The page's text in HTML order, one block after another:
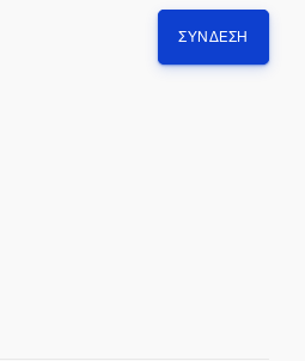
ΣΎΝΔΕΣΗ